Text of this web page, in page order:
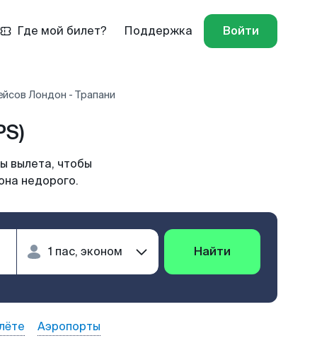
Где мой билет? Поддержка Войти
Лондон - Трапани
вылета, чтобы
недорого.
Найти
Аэропорты